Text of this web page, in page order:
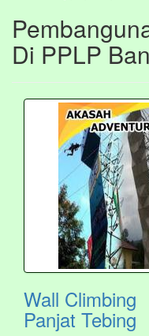
Di PPLP
Wall Climbing
Panjat Tebing